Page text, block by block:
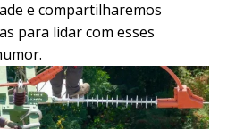
e compartilharemos
para lidar com esses